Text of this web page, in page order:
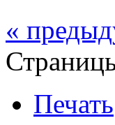
«
Печать